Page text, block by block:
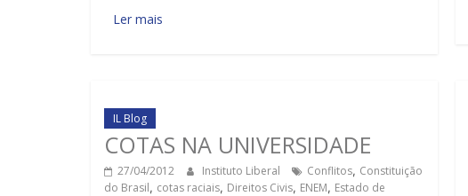
Ler mais
IL Blog
COTAS NA UNIVERSIDADE
27/04/2012 Instituto Liberal Conflitos, Constituição
do Brasil, cotas raciais, Direitos Civis, ENEM, Estado de